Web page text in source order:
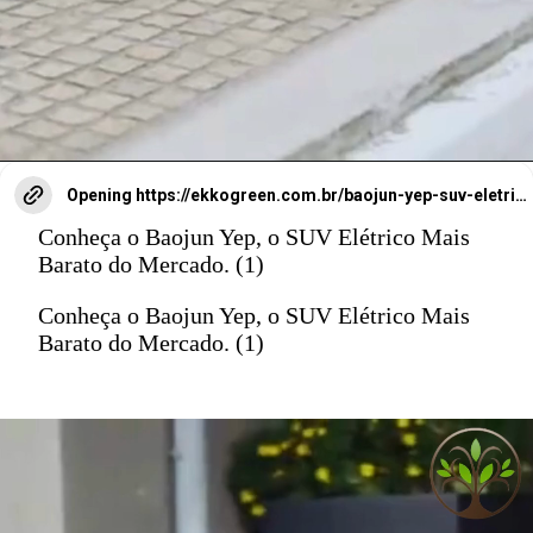
Opening https://ekkogreen.com.br/baojun-yep-suv-eletrico/?utm_source=google&utm_medium=web-stories&utm_campaign=mobilidade&utm_term=suv-eletrico
Conheça o Baojun Yep, o SUV Elétrico Mais
Barato do Mercado. (1)
Conheça o Baojun Yep, o SUV Elétrico Mais
Barato do Mercado. (1)